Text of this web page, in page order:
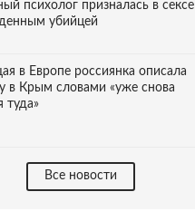
психолог призналась в сексе
убийцей
в Европе россиянка описала
в Крым словами «уже снова
туда»
Все новости